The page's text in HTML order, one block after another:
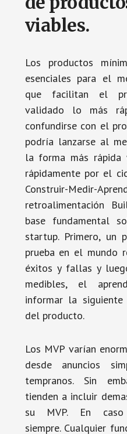
viables.
Los productos
esenciales para el
que facilitan el
validado lo más
confundirse con el
podría lanzarse al
la forma más rápida
rápidamente por el
Construir-Medir-
retroalimentación
base fundamental
startup. Primero, un
prueba en el mundo
éxitos y fallas y
medibles, el
informar la
del producto.
Los MVP varían
desde anuncios
tempranos. Sin
tienden a incluir
su MVP. En
siempre. Cualquier